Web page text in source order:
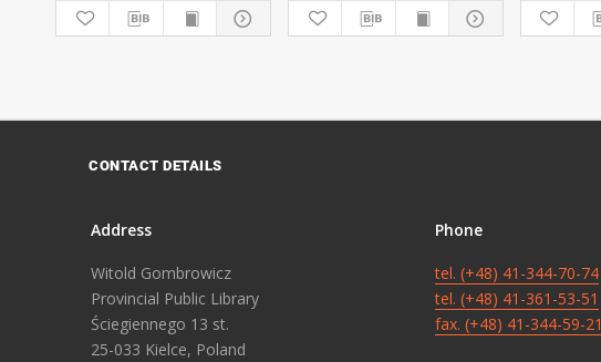
CONTACT DETAILS
Address
Witold Gombrowicz
Provincial Public Library
Ściegiennego 13 st.
25-033 Kielce, Poland
Phone
tel. (+48) 41-344-70-74
tel. (+48) 41-361-53-51
fax. (+48) 41-344-59-21